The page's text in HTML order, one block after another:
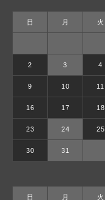
日 月 火
2 3 4
9 10 11
16 17 18
23 24 25
30 31
日 月 火